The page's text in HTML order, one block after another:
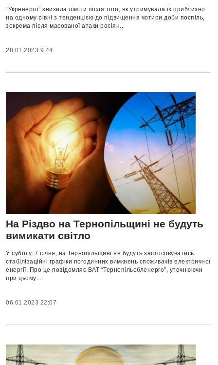
“Укренерго” знизила ліміти після того, як утримувала їх приблизно
на одному рівні з тенденцією до підвищення чотири доби поспіль,
зокрема після масованої атаки росіян...
28.01.2023 9:44
На Різдво на Тернопільщині не будуть
вимикати світло
У суботу, 7 січня, на Тернопільщині не будуть застосовуватись
стабілізаційні графіки погодинних вимкнень споживачів електричної
енергії. Про це повідомляє ВАТ “Тернопільобленерго”, уточнюючи
при цьому:...
06.01.2023 22:07